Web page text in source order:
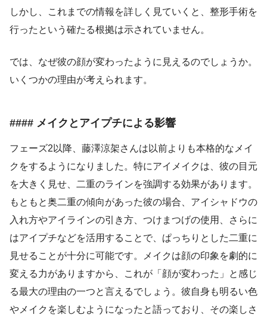
しかし、これまでの情報を詳しく見ていくと、整形手術を
行ったという確たる根拠は示されていません。
では、なぜ彼の顔が変わったように見えるのでしょうか。
いくつかの理由が考えられます。
#### メイクとアイプチによる影響
フェーズ2以降、藤澤涼架さんは以前よりも本格的なメイ
クをするようになりました。特にアイメイクは、彼の目元
を大きく見せ、二重のラインを強調する効果があります。
もともと奥二重の傾向があった彼の場合、アイシャドウの
入れ方やアイラインの引き方、つけまつげの使用、さらに
はアイプチなどを活用することで、ぱっちりとした二重に
見せることが十分に可能です。メイクは顔の印象を劇的に
変える力がありますから、これが「顔が変わった」と感じ
る最大の理由の一つと言えるでしょう。彼自身も明るい色
やメイクを楽しむようになったと語っており、その楽しさ